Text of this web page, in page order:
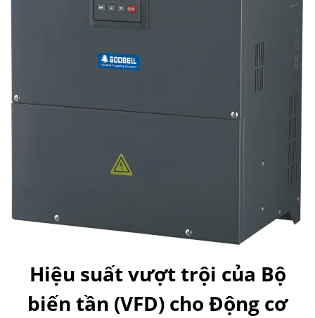
Hiệu suất vượt trội của Bộ
biến tần (VFD) cho Động cơ